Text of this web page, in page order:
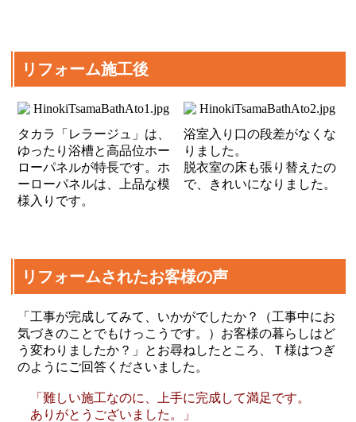
リフォーム施工後
タカラ「レラージュ」は、
ゆったり浴槽と高品位ホー
ローパネルが特長です。ホ
ーローパネルは、上品な模
様入りです。
浴室入り口の段差がなくな
りました。
脱衣室の床も張り替えたの
で、きれいになりました。
リフォームされたお客様の声
「工事が完成してみて、いかがでしたか？（工事中にお
気づきのことでもけっこうです。）お客様の暮らしはど
う変わりましたか？」とお尋ねしたところ、Ｔ様はつぎ
のようにご回答くださいました。
「難しい施工なのに、上手に完成して満足です。
ありがとうございました。」